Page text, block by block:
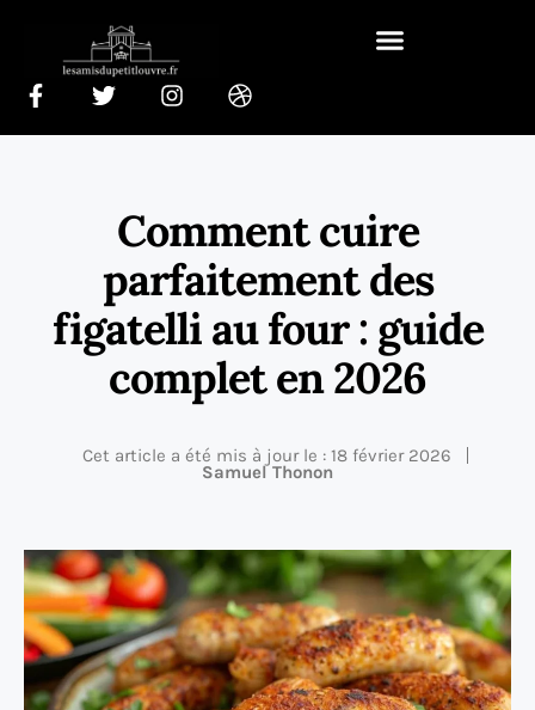
Comment cuire
parfaitement des
figatelli au four : guide
complet en 2026
Cet article a été mis à jour le : 18 février 2026
Samuel Thonon